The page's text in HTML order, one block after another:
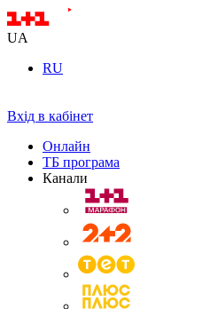
UA
RU
Вхід в кабінет
Онлайн
ТБ програма
Канали